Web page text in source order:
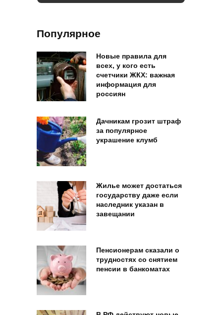
Популярное
Новые правила для
всех, у кого есть
счетчики ЖКХ: важная
информация для
россиян
Дачникам грозит штраф
за популярное
украшение клумб
Жилье может достаться
государству даже если
наследник указан в
завещании
Пенсионерам сказали о
трудностях со снятием
пенсии в банкоматах